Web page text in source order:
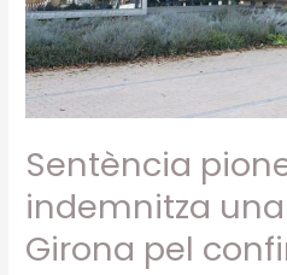
Sentència
indemnitza
Girona pel
Girona
pel
confinament